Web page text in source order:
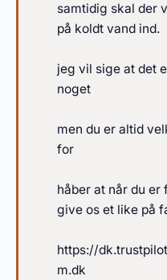
samtidig skal der
på koldt vand ind.
jeg vil sige at det
noget
men du er altid
for
håber at når du
give os et like på
https://
m.dk